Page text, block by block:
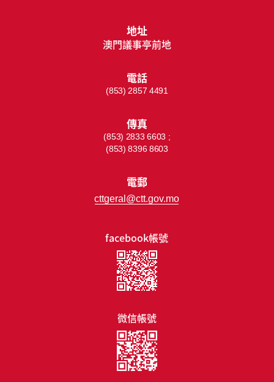
facebook帳號
微信帳號
地址
澳門議事亭前地
電話
(853) 2857 4491
傳真
(853) 2833 6603 ;
(853) 8396 8603
電郵
cttgeral@ctt.gov.mo